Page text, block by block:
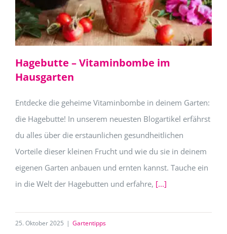
Hagebutte – Vitaminbombe im
Hausgarten
Entdecke die geheime Vitaminbombe in deinem Garten:
die Hagebutte! In unserem neuesten Blogartikel erfährst
du alles über die erstaunlichen gesundheitlichen
Vorteile dieser kleinen Frucht und wie du sie in deinem
eigenen Garten anbauen und ernten kannst. Tauche ein
in die Welt der Hagebutten und erfahre, [...]
25. Oktober 2025 | Gartentipps